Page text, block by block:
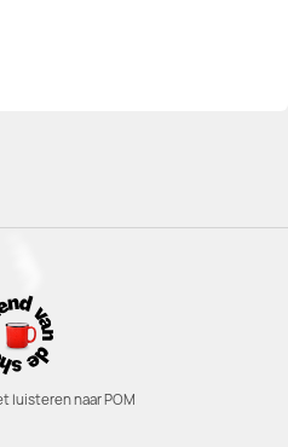
luisteren naar POM